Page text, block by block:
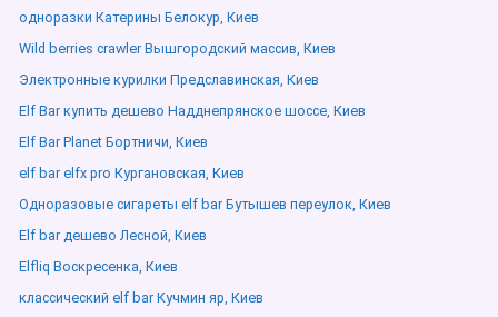
одноразки Катерины Белокур, Киев
Wild berries crawler Вышгородский массив, Киев
Электронные курилки Предславинская, Киев
Elf Bar купить дешево Надднепрянское шоссе, Киев
Elf Bar Planet Бортничи, Киев
elf bar elfx pro Кургановская, Киев
Одноразовые сигареты elf bar Бутышев переулок, Киев
Elf bar дешево Лесной, Киев
Elfliq Воскресенка, Киев
классический elf bar Кучмин яр, Киев